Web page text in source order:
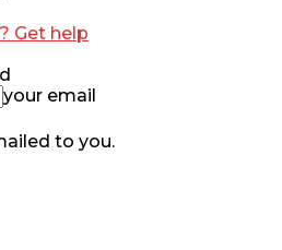
Get help
your email
to you.